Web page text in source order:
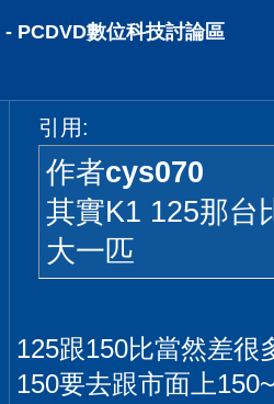
PCDVD數位科技討論區
引用:
作者cys070
其實K1 125那台
大一匹
125跟150比當然差很
150要去跟市面上